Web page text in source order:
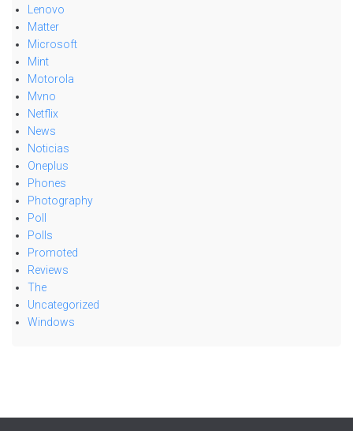
Lenovo
Matter
Microsoft
Mint
Motorola
Mvno
Netflix
News
Noticias
Oneplus
Phones
Photography
Poll
Polls
Promoted
Reviews
The
Uncategorized
Windows